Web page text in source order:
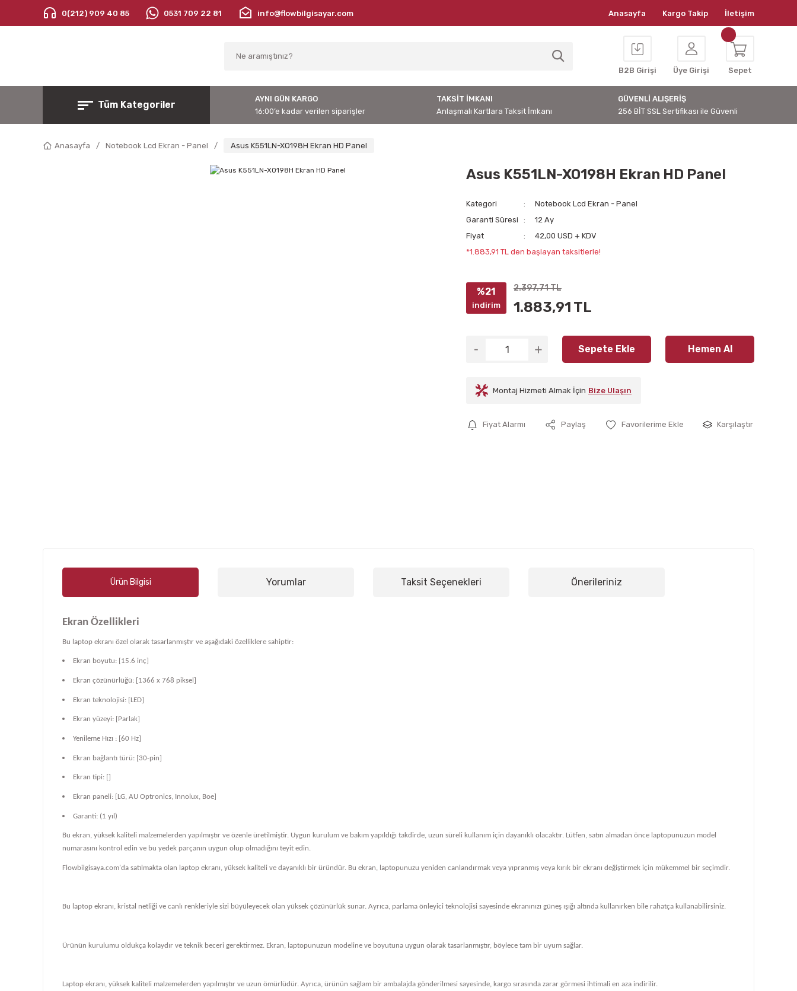
0(212) 909 40 85 0531 709 22 81 info@flowbilgisayar.com Anasayfa Kargo Takip İletişim
B2B Girişi Üye Girişi Sepet
Tüm Kategoriler
AYNI GÜN KARGO
16:00’e kadar verilen siparişler
TAKSİT İMKANI
Anlaşmalı Kartlara Taksit İmkanı
GÜVENLİ ALIŞERİŞ
256 BİT SSL Sertifikası ile Güvenli
Anasayfa Notebook Lcd Ekran - Panel Asus K551LN-XO198H Ekran HD Panel
Asus K551LN-XO198H Ekran HD Panel
Kategori
Notebook Lcd Ekran - Panel
Garanti Süresi
12 Ay
Fiyat
42,00 USD + KDV
*1.883,91 TL den başlayan taksitlerle!
%21
indirim
2.397,71 TL
1.883,91 TL
Sepete Ekle Hemen Al
Montaj Hizmeti Almak İçin Bize Ulaşın
Fiyat Alarmı Paylaş Karşılaştır
Ürün Bilgisi Yorumlar Taksit Seçenekleri Önerileriniz
Ekran Özellikleri
Bu laptop ekranı özel olarak tasarlanmıştır ve aşağıdaki özelliklere sahiptir:
Ekran boyutu: [15.6 inç]
Ekran çözünürlüğü: [1366 x 768 piksel]
Ekran teknolojisi: [LED]
Ekran yüzeyi: [Parlak]
Yenileme Hızı : [60 Hz]
Ekran bağlantı türü: [30-pin]
Ekran tipi: []
Ekran paneli: [LG, AU Optronics, Innolux, Boe]
Garanti: (1 yıl)
Bu ekran, yüksek kaliteli malzemelerden yapılmıştır ve özenle üretilmiştir. Uygun kurulum ve bakım yapıldığı takdirde, uzun süreli kullanım için dayanıklı olacaktır. Lütfen, satın almadan önce laptopunuzun model
numarasını kontrol edin ve bu yedek parçanın uygun olup olmadığını teyit edin.
Flowbilgisaya.com'da satılmakta olan laptop ekranı, yüksek kaliteli ve dayanıklı bir üründür. Bu ekran, laptopunuzu yeniden canlandırmak veya yıpranmış veya kırık bir ekranı değiştirmek için mükemmel bir seçimdir.
Bu laptop ekranı, kristal netliği ve canlı renkleriyle sizi büyüleyecek olan yüksek çözünürlük sunar. Ayrıca, parlama önleyici teknolojisi sayesinde ekranınızı güneş ışığı altında kullanırken bile rahatça kullanabilirsiniz.
Ürünün kurulumu oldukça kolaydır ve teknik beceri gerektirmez. Ekran, laptopunuzun modeline ve boyutuna uygun olarak tasarlanmıştır, böylece tam bir uyum sağlar.
Laptop ekranı, yüksek kaliteli malzemelerden yapılmıştır ve uzun ömürlüdür. Ayrıca, ürünün sağlam bir ambalajda gönderilmesi sayesinde, kargo sırasında zarar görmesi ihtimali en aza indirilir.